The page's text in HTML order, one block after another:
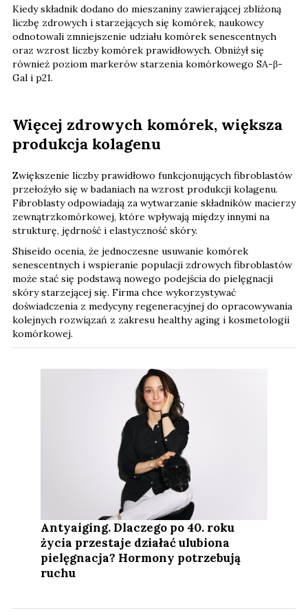
Kiedy składnik dodano do mieszaniny zawierającej zbliżoną
liczbę zdrowych i starzejących się komórek, naukowcy
odnotowali zmniejszenie udziału komórek senescentnych
oraz wzrost liczby komórek prawidłowych. Obniżył się
również poziom markerów starzenia komórkowego SA-β-
Gal i p21.
Więcej zdrowych komórek, większa
produkcja kolagenu
Zwiększenie liczby prawidłowo funkcjonujących fibroblastów
przełożyło się w badaniach na wzrost produkcji kolagenu.
Fibroblasty odpowiadają za wytwarzanie składników macierzy
zewnątrzkomórkowej, które wpływają między innymi na
strukturę, jędrność i elastyczność skóry.
Shiseido ocenia, że jednoczesne usuwanie komórek
senescentnych i wspieranie populacji zdrowych fibroblastów
może stać się podstawą nowego podejścia do pielęgnacji
skóry starzejącej się. Firma chce wykorzystywać
doświadczenia z medycyny regeneracyjnej do opracowywania
kolejnych rozwiązań z zakresu healthy aging i kosmetologii
komórkowej.
Antyaiging. Dlaczego po 40. roku
życia przestaje działać ulubiona
pielęgnacja? Hormony potrzebują
ruchu